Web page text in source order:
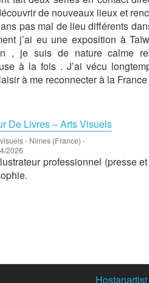
de nouveaux lieux et
pas mal de lieu différents
j’ai eu une exposition à
, je suis de nature calme
à la fois . J’ai vécu
à me reconnecter à la France
De Livres – Arts Visuels
- Nîmes (France) -
2026
professionnel (presse
Hostanartist